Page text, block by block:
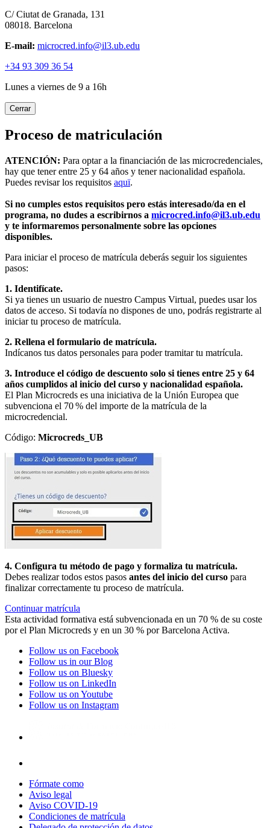
C/ Ciutat de Granada, 131
08018. Barcelona
E-mail: microcred.info@il3.ub.edu
+34 93 309 36 54
Lunes a viernes de 9 a 16h
Cerrar
Proceso de matriculación
ATENCIÓN: Para optar a la financiación de las microcredenciales,
hay que tener entre 25 y 64 años y tener nacionalidad española.
Puedes revisar los requisitos aquï.
Si no cumples estos requisitos pero estás interesado/da en el
programa, no dudes a escribirnos a microcred.info@il3.ub.edu
y te informaremos personalmente sobre las opciones
disponibles.
Para iniciar el proceso de matrícula deberás seguir los siguientes
pasos:
1. Identifícate.
Si ya tienes un usuario de nuestro Campus Virtual, puedes usar los
datos de acceso. Si todavía no dispones de uno, podrás registrarte al
iniciar tu proceso de matrícula.
2. Rellena el formulario de matrícula.
Indícanos tus datos personales para poder tramitar tu matrícula.
3. Introduce el código de descuento solo si tienes entre 25 y 64
años cumplidos al inicio del curso y nacionalidad española.
El Plan Microcreds es una iniciativa de la Unión Europea que
subvenciona el 70 % del importe de la matrícula de la
microcredencial.
Código: Microcreds_UB
4. Configura tu método de pago y formaliza tu matrícula.
Debes realizar todos estos pasos antes del inicio del curso para
finalizar correctamente tu proceso de matrícula.
Continuar matrícula
Esta actividad formativa está subvencionada en un 70 % de su coste
por el Plan Microcreds y en un 30 % por Barcelona Activa.
Follow us on Facebook
Follow us in our Blog
Follow us on Bluesky
Follow us on LinkedIn
Follow us on Youtube
Follow us on Instagram
Fórmate como
Aviso legal
Aviso COVID-19
Condiciones de matrícula